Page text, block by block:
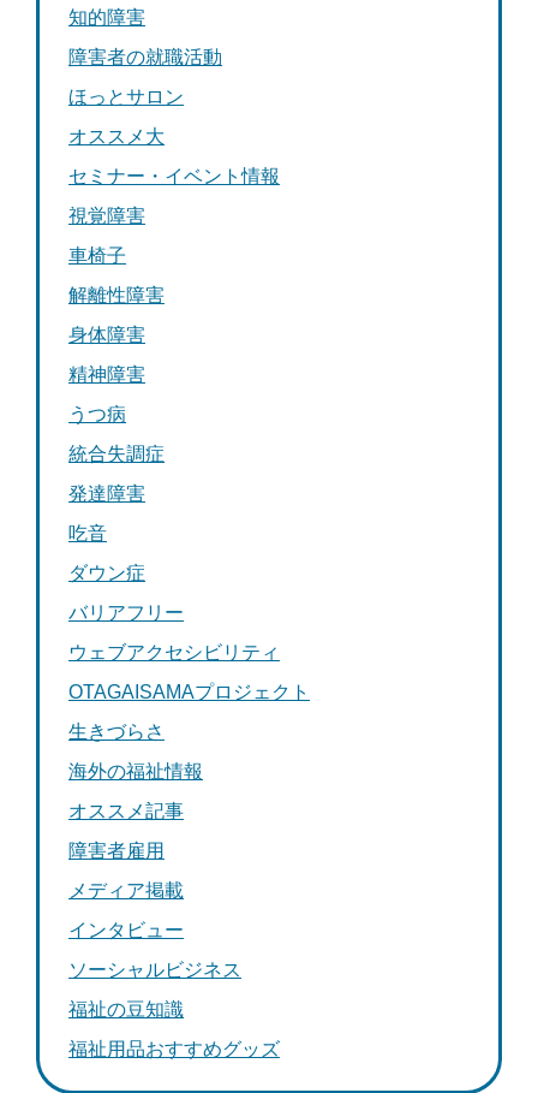
知的障害
障害者の就職活動
ほっとサロン
オススメ大
セミナー・イベント情報
視覚障害
車椅子
解離性障害
身体障害
精神障害
うつ病
統合失調症
発達障害
吃音
ダウン症
バリアフリー
ウェブアクセシビリティ
OTAGAISAMAプロジェクト
生きづらさ
海外の福祉情報
オススメ記事
障害者雇用
メディア掲載
インタビュー
ソーシャルビジネス
福祉の豆知識
福祉用品おすすめグッズ